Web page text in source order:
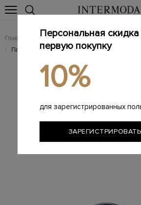
Главная Мужчинам / Мужские сумки
/ Портфель из кожи с кодовым замком
Персональная скидка
первую покупку
10%
для зарегистрированных